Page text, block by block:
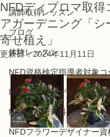
講師取得レッスン
ブログ
体験レッスン
NFD資格検定指導者対象コ
NFDフラワーデザイナー講
NFD講師研究科コース
NFDフラワーデザイナー
NFDディプロマ取得
アガーデニング「シ
寄せ植え」
更新日：2024年11月11日